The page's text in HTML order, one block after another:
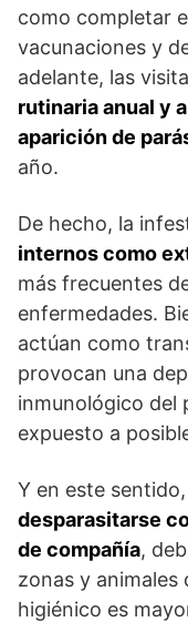
como completar
vacunaciones y
adelante, las
rutinaria anual y
aparición de
año.
De hecho, la
internos como
más frecuentes
enfermedades.
actúan como
provocan una
inmunológico del
expuesto a
Y en este sentido,
desparasitarse
de compañía,
zonas y
higiénico es